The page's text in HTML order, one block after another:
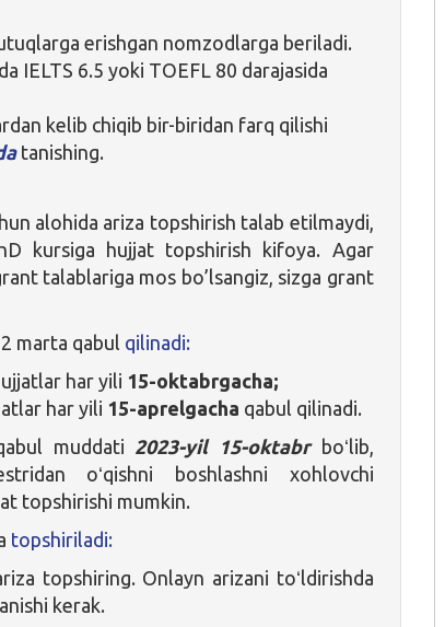
erishgan nomzodlarga beriladi.
IELTS 6.5 yoki TOEFL 80 darajasida
kelib chiqib bir-biridan farq qilishi
tanishing.
alohida ariza topshirish talab etilmaydi,
kursiga hujjat topshirish kifoya. Agar
talablariga mos bo’lsangiz, sizga grant
marta qabul qilinadi:
har yili 15-oktabrgacha;
har yili 15-aprelgacha qabul qilinadi.
muddati 2023-yil 15-oktabr boʻlib,
oʻqishni boshlashni xohlovchi
topshirishi mumkin.
topshiriladi:
topshiring. Onlayn arizani toʻldirishda
kerak.